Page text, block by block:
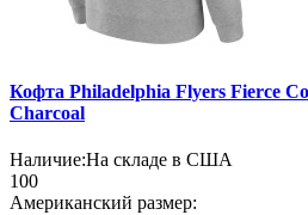
Кофта Philadelphia Flyers Fierce
Charcoal
Наличие:На складе в США
100
Американский размер: